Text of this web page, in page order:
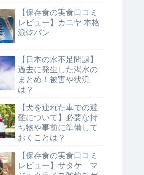
【保存食の実食口コミ
レビュー】カニヤ 本格
派乾パン
【日本の水不足問題】
過去に発生した渇水の
まとめ！被害や状況
は？
【犬を連れた車での避
難について】必要な持
ち物や事前に準備して
おくことは？
【保存食の実食口コミ
レビュー】サタケ マ